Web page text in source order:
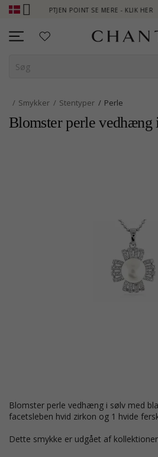
- OPTJEN POINT SE MERE - KLIK HER
Smykker Stentyper Perle
Blomster perle vedhæng
blomster perle vedhæng i sølv med blank overflade og
facetsleben hvid zirkon og 1 hvide
Dette smykke er udgået af